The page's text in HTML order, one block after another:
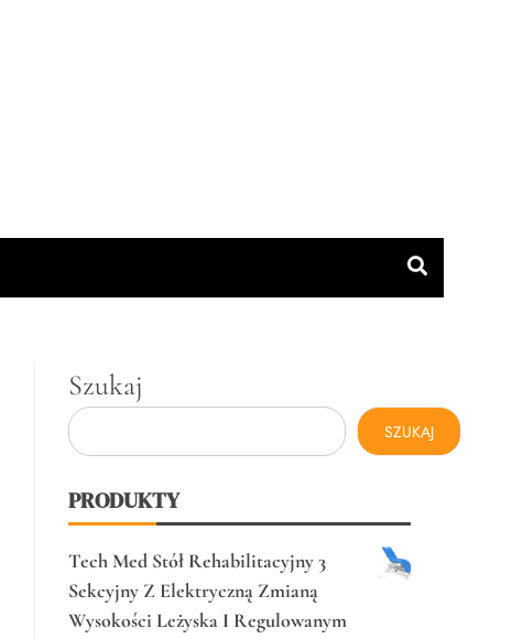
Szukaj
SZUKAJ
PRODUKTY
Tech Med Stół Rehabilitacyjny 3
Sekcyjny Z Elektryczną Zmianą
Wysokości Leżyska I Regulowanym